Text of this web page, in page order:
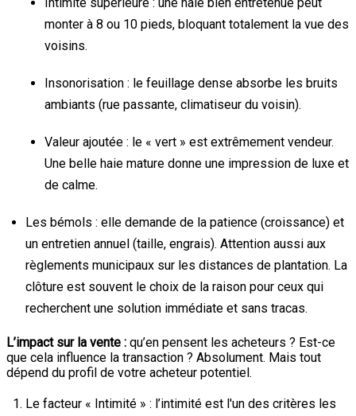
monter à 8 ou 10 pieds, bloquant totalement la vue des
voisins.
Insonorisation : le feuillage dense absorbe les bruits
ambiants (rue passante, climatiseur du voisin).
Valeur ajoutée : le « vert » est extrêmement vendeur.
Une belle haie mature donne une impression de luxe et
de calme.
Les bémols : elle demande de la patience (croissance) et
un entretien annuel (taille, engrais). Attention aussi aux
règlements municipaux sur les distances de plantation. La
clôture est souvent le choix de la raison pour ceux qui
recherchent une solution immédiate et sans tracas.
L’impact sur la vente : qu’en pensent les acheteurs ? Est-ce
que cela influence la transaction ? Absolument. Mais tout
dépend du profil de votre acheteur potentiel.
Le facteur « Intimité » : l’intimité est l'un des critères les